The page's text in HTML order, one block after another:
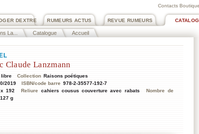
Contacts
REVUE RUMEURS
RUMEURS ACTUS
DEXTRE
La... Catalogue Accueil
Claude Lanzmann
libre Collection Raisons poétiques
2019 ISBN/code barre 978-2-35577-192-7
192 Reliure cahiers cousus couverture avec rabats
Nombre de
127 g